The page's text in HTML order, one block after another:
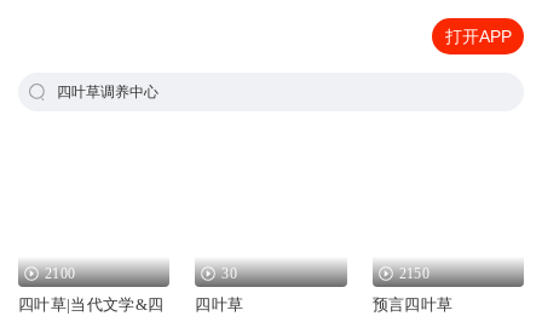
打开APP
四叶草调养中心
2100
四叶草|当代文学&四
30
四叶草
2150
预言四叶草